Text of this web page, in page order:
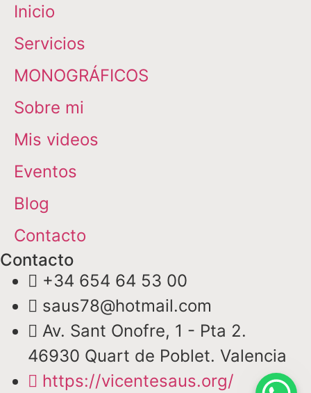
Inicio
Servicios
MONOGRÁFICOS
Sobre mi
Mis videos
Eventos
Blog
Contacto
Contacto
+34 654 64 53 00
saus78@hotmail.com
Av. Sant Onofre, 1 - Pta 2.
46930 Quart de Poblet. Valencia
https://vicentesaus.org/